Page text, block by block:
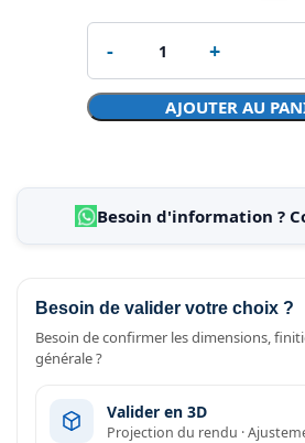
AJOUTER AU
Besoin d'information ?
Besoin de valider votre choix ?
Besoin de confirmer les dimensions,
générale ?
Valider en 3D
Projection du rendu ·